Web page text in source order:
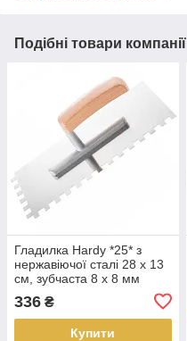
Подібні товари компанії
Гладилка Hardy *25* з
нержавіючої сталі 28 x 13
см, зубчаста 8 x 8 мм
336 ₴
Купити